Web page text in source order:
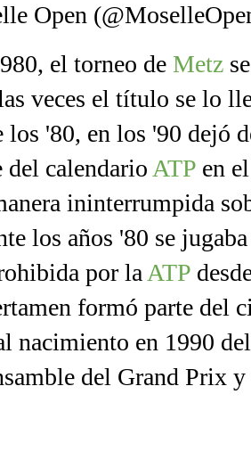
Open
el torneo de Metz
veces el título se lo
los '80, en los '90 dejó
del calendarioATP en
ininterrumpida
los años '80 se
por laATP
formó parte del
nacimiento en 1990
del Grand Prix